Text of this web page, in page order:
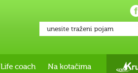
Life coach Na kotačima